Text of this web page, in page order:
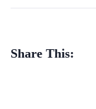
Share This: